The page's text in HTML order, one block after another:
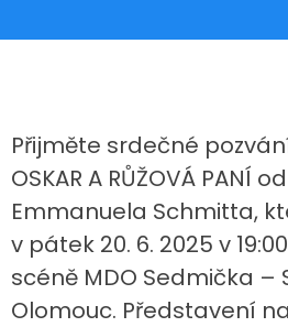
Přijměte srdečné
OSKAR A RŮŽOVÁ PANÍ
Emmanuela Schmitta,
v pátek 20. 6. 2025 v
scéně MDO Sedmička –
Olomouc. Představení